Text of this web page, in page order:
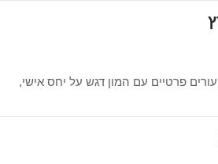
של 17 שנים מעביר שיעורים פרטיים עם המון דגש על יחס אישי,